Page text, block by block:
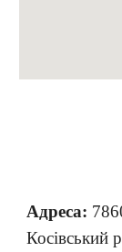
Адреса:
Косівський